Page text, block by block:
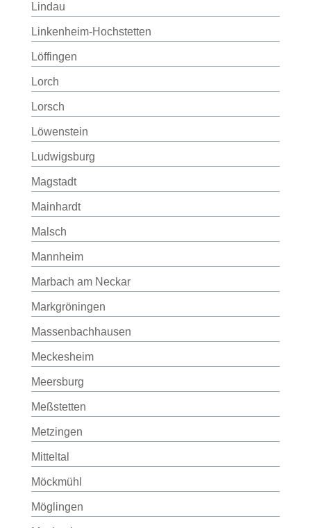
Lindau
Linkenheim-Hochstetten
Löffingen
Lorch
Lorsch
Löwenstein
Ludwigsburg
Magstadt
Mainhardt
Malsch
Mannheim
Marbach am Neckar
Markgröningen
Massenbachhausen
Meckesheim
Meersburg
Meßstetten
Metzingen
Mitteltal
Möckmühl
Möglingen